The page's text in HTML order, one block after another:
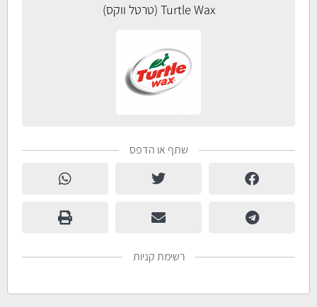
Turtle Wax (טרטל ווקס)
שתף או הדפס
רשימת קניות